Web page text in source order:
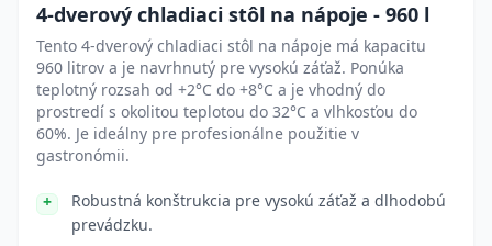
4-dverový chladiaci stôl na nápoje - 960 l
Tento 4-dverový chladiaci stôl na nápoje má kapacitu
960 litrov a je navrhnutý pre vysokú záťaž. Ponúka
teplotný rozsah od +2°C do +8°C a je vhodný do
prostredí s okolitou teplotou do 32°C a vlhkosťou do
60%. Je ideálny pre profesionálne použitie v
gastronómii.
Robustná konštrukcia pre vysokú záťaž a dlhodobú
prevádzku.